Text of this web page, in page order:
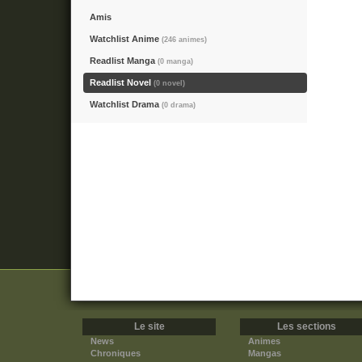
Amis
Watchlist Anime (246 animes)
Readlist Manga (0 manga)
Readlist Novel (0 novel)
Watchlist Drama (0 drama)
Le site
News
Chroniques
Les sections
Animes
Mangas